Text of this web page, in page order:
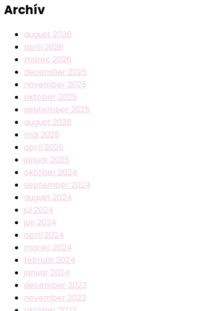
Archív
august 2026
apríl 2026
marec 2026
december 2025
november 2025
október 2025
september 2025
august 2025
máj 2025
apríl 2025
január 2025
október 2024
september 2024
august 2024
júl 2024
jún 2024
apríl 2024
marec 2024
február 2024
január 2024
december 2023
november 2023